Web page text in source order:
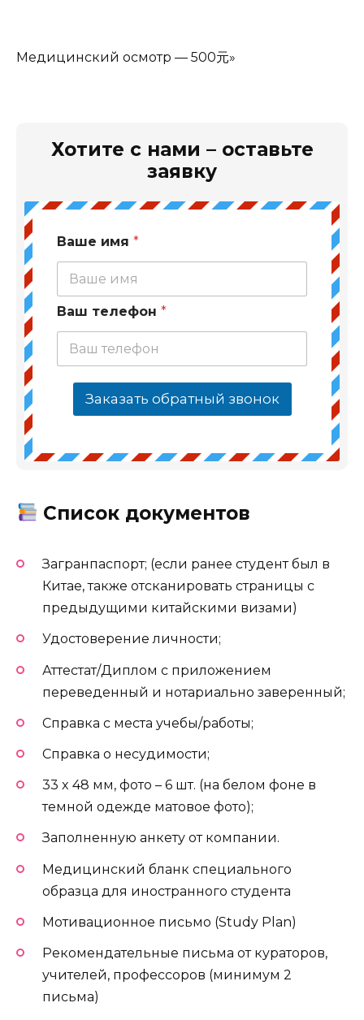
Медицинский осмотр — 500元»
Хотите с нами – оставьте
заявку
Ваше имя *
Ваш телефон *
Заказать обратный звонок
Список документов
Загранпаспорт; (если ранее студент был в
Китае, также отсканировать страницы с
предыдущими китайскими визами)
Удостоверение личности;
Аттестат/Диплом с приложением
переведенный и нотариально заверенный;
Справка с места учебы/работы;
Справка о несудимости;
33 x 48 мм, фото – 6 шт. (на белом фоне в
темной одежде матовое фото);
Заполненную анкету от компании.
Медицинский бланк специального
образца для иностранного студента
Мотивационное письмо (Study Plan)
Рекомендательные письма от кураторов,
учителей, профессоров (минимум 2
письма)